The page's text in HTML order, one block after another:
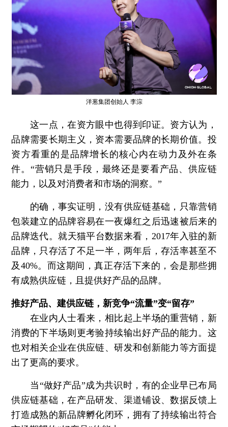
洋葱集团创始人 李淙
这一点，在资方眼中也得到印证。资方认为，
品牌需要长期主义，资本需要品牌的长期价值。投
资方看重的是品牌增长的核心内在动力及外在条
件。“营销只是手段，最终还是要看产品、供应链
能力，以及对消费者和市场的洞察。”
的确，事实证明，没有供应链基础，只靠营销
包装建立的品牌容易在一夜爆红之后迅速被后来的
品牌迭代。就天猫平台数据来看，2017年入驻的新
品牌，只存活了不足一半，两年后，存活率甚至不
及40%。而这期间，真正存活下来的，会是那些拥
有成熟供应链，且提供好产品的品牌。
推好产品、建供应链，新竞争“流量”变“留存”
在业内人士看来，相比起上半场的重营销，新
消费的下半场则更考验持续输出好产品的能力。这
也对相关企业在供应链、研发和创新能力等方面提
出了更高的要求。
当“做好产品”成为共识时，有的企业早已布局
供应链基础，在产品研发、渠道铺设、数据反馈上
打造成熟的新品牌孵化闭环，拥有了持续输出符合